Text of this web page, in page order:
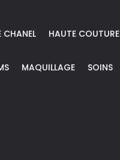
CHANEL HAUTE COUTURE
MAQUILLAGE SOINS